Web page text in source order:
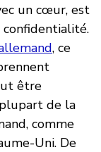
un cœur, est
confidentialité.
, ce
être
de la
comme
Uni. De